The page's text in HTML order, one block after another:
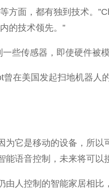
方面，都有独到技术。
的技术领先。”
些传感器，即使硬件被
曾在美国发起扫地机器
它是移动的设备，所
语音控制，未来将可以
人控制的智能家居相